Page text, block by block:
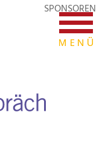
SPONSOREN